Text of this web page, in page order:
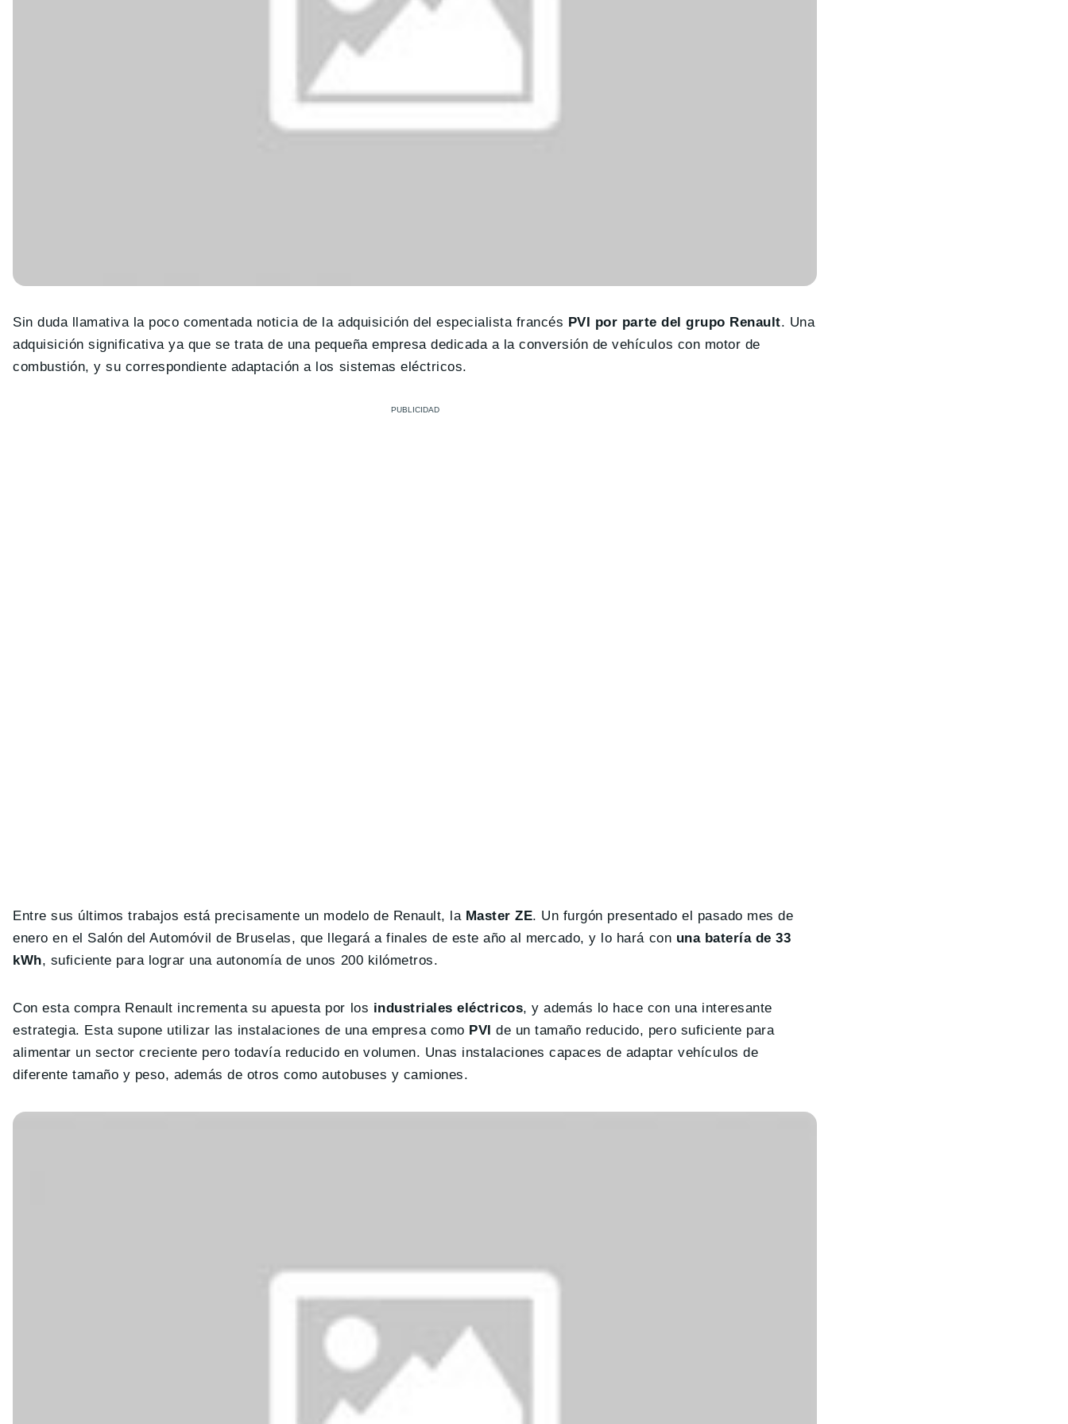
Sin duda llamativa la poco comentada noticia de la adquisición del especialista francés PVI por parte del grupo Renault. Una
adquisición significativa ya que se trata de una pequeña empresa dedicada a la conversión de vehículos con motor de
combustión, y su correspondiente adaptación a los sistemas eléctricos.
Entre sus últimos trabajos está precisamente un modelo de Renault, la Master ZE. Un furgón presentado el pasado mes de
enero en el Salón del Automóvil de Bruselas, que llegará a finales de este año al mercado, y lo hará con una batería de 33
kWh, suficiente para lograr una autonomía de unos 200 kilómetros.
Con esta compra Renault incrementa su apuesta por los industriales eléctricos, y además lo hace con una interesante
estrategia. Esta supone utilizar las instalaciones de una empresa como PVI de un tamaño reducido, pero suficiente para
alimentar un sector creciente pero todavía reducido en volumen. Unas instalaciones capaces de adaptar vehículos de
diferente tamaño y peso, además de otros como autobuses y camiones.